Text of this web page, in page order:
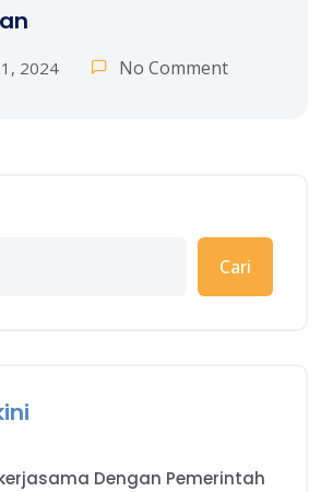
2024 No Comment
Cari
Dengan Pemerintah